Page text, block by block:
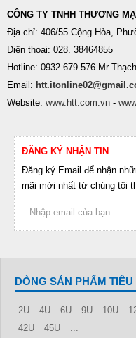
CÔNG TY TNHH THƯƠNG
Địa chỉ: 406/55 Cộng Hòa,
Điện thoại: 028. 38464855
Hotline: 0932.679.576 Mr
Email:
Website: www.htt.com.vn -
ĐĂNG KÝ NHẬN TIN
Đăng ký Email để nhận
mãi mới nhất từ chúng tôi
DÒNG SẢN PHẨM TIÊU
2U 4U 6U 9U 10U
42U
45U ...